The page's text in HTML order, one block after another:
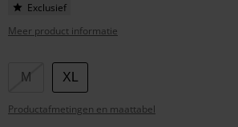
Exclusief
Meer product informatie
Kies
maat
M XL
Productafmetingen en maattabel